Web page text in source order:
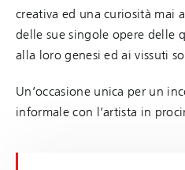
creativa ed una curiosità mai
delle sue singole opere delle
alla loro genesi ed ai vissuti
Un’occasione unica per un
informale con l’artista in